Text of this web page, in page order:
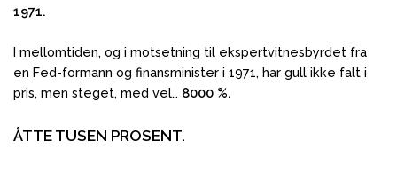
1971.
I mellomtiden, og i motsetning til ekspertvitnesbyrdet fra
en Fed-formann og finansminister i 1971, har gull ikke falt i
pris, men steget, med vel… 8000 %.
ÅTTE TUSEN PROSENT.